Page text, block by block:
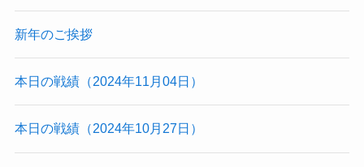
新年のご挨拶
本日の戦績（2024年11月04日）
本日の戦績（2024年10月27日）